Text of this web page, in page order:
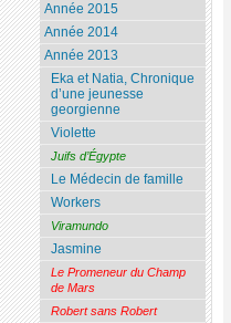
Année 2015
Année 2014
Année 2013
Eka et Natia, Chronique
d’une jeunesse
georgienne
Violette
Juifs d’Égypte
Le Médecin de famille
Workers
Viramundo
Jasmine
Le Promeneur du Champ
de Mars
Robert sans Robert